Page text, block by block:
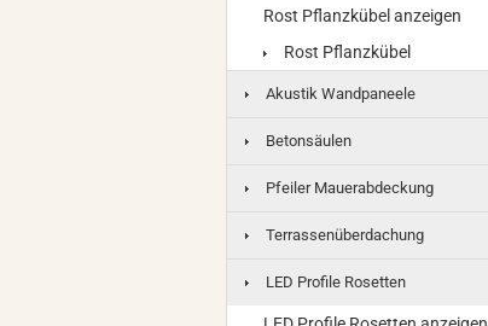
Rost Pflanzkübel anzeigen
Rost Pflanzkübel
Akustik Wandpaneele
Betonsäulen
Pfeiler Mauerabdeckung
Terrassenüberdachung
LED Profile Rosetten